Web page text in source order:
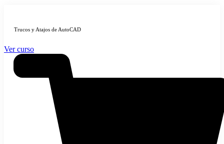
Trucos y Atajos de AutoCAD
Ver curso